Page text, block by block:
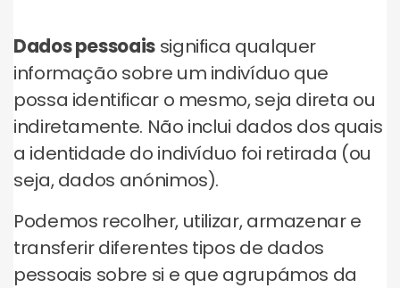
Dados pessoaissignifica qualquer
informação sobre um indivíduo que
possa identificar o mesmo, seja direta ou
indiretamente. Não inclui dados dos quais
a identidade do indivíduo foi retirada (ou
seja, dados anónimos).
Podemos recolher, utilizar, armazenar e
transferir diferentes tipos de dados
pessoais sobre si e que agrupámos da